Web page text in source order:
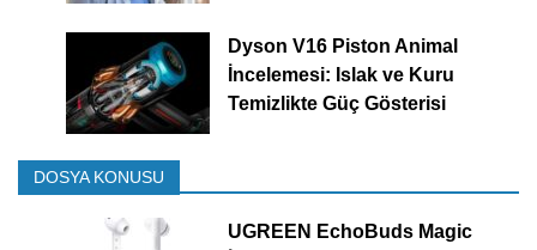
Dyson V16 Piston Animal
İncelemesi: Islak ve Kuru
Temizlikte Güç Gösterisi
DOSYA KONUSU
UGREEN EchoBuds Magic